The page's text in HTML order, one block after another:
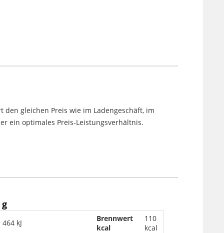
gleichen Preis wie im Ladengeschäft, im
ein optimales Preis-Leistungsverhältnis.
464 kJ
Brennwert
kcal
110
kcal